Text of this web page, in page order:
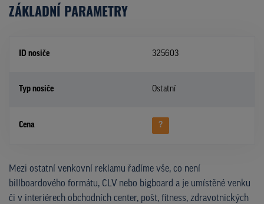
ZÁKLADNÍ PARAMETRY
ID nosiče 325603
Typ nosiče Ostatní
Cena ?
Mezi ostatní venkovní reklamu řadíme vše, co není
billboardového formátu, CLV nebo bigboard a je umístěné venku
či v interiérech obchodních center, pošt, fitness, zdravotnických